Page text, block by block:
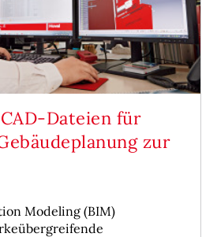
Dateien für
zur
Modeling (BIM)